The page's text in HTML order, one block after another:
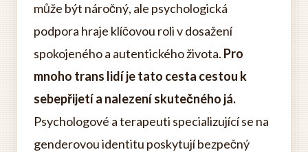
může být náročný, ale psychologická
podpora hraje klíčovou roli v dosažení
spokojeného a autentického života. Pro
mnoho trans lidí je tato cesta cestou k
sebepřijetí a nalezení skutečného já.
Psychologové a terapeuti specializující se na
genderovou identitu poskytují bezpečný